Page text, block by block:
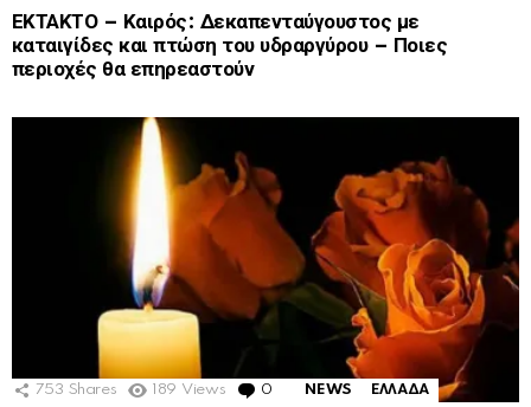
ΕΚΤΑΚΤΟ – Καιρός: Δεκαπενταύγουστος με
καταιγίδες και πτώση του υδραργύρου – Ποιες
περιοχές θα επηρεαστούν
753 Shares 189 Views 0 Comments
NEWS ΕΛΛΑΔΑ